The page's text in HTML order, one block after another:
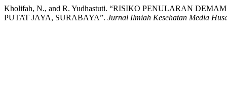
Kholifah, N., and R. Yudhastuti. “RISIKO PENULARAN
PUTAT JAYA, SURABAYA”. Jurnal Ilmiah Kesehatan Media